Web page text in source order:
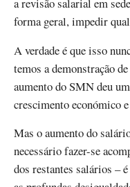
a revisão salarial em
forma geral, impedir
A verdade é que isso
temos a demonstração
aumento do SMN deu
crescimento económico
Mas o aumento do
necessário fazer-se
dos restantes salários –